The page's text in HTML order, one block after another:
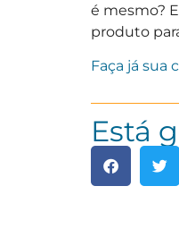
é mesmo?
produto
Faça já sua
Está